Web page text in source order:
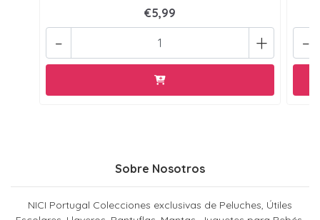
€5,99
+
- -
Sobre Nosotros
NICI Portugal Colecciones exclusivas de Peluches, Útiles